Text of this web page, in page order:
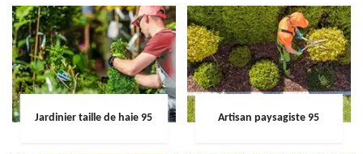
Jardinier taille de haie 95 Artisan paysagiste 95